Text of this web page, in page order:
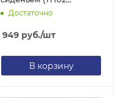
Черный)
Достаточно
949 руб./шт
В корзину